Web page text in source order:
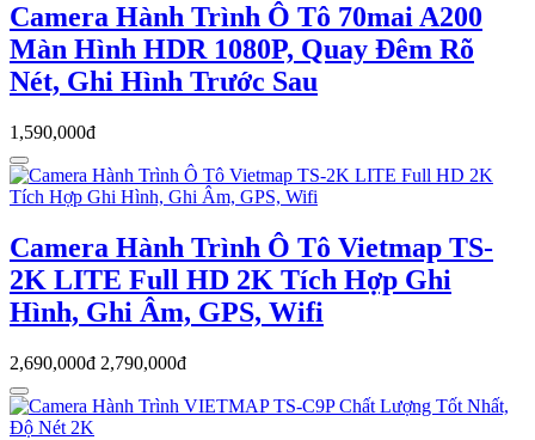
Camera Hành Trình Ô Tô 70mai A200
Màn Hình HDR 1080P, Quay Đêm Rõ
Nét, Ghi Hình Trước Sau
1,590,000đ
Camera Hành Trình Ô Tô Vietmap TS-
2K LITE Full HD 2K Tích Hợp Ghi
Hình, Ghi Âm, GPS, Wifi
2,690,000đ 2,790,000đ